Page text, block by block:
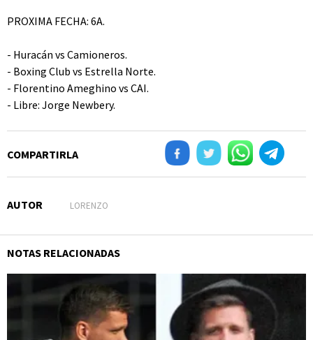
PROXIMA FECHA: 6A.
- Huracán vs Camioneros.
- Boxing Club vs Estrella Norte.
- Florentino Ameghino vs CAI.
- Libre: Jorge Newbery.
COMPARTIRLA
AUTOR LORENZO
NOTAS RELACIONADAS